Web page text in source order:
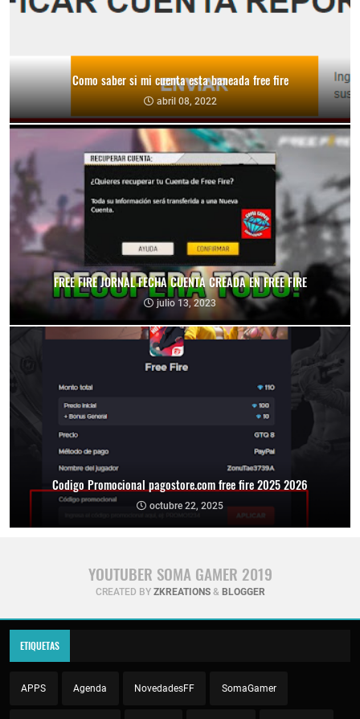
Como saber si mi cuenta esta baneada free fire
abril 08, 2022
FREE FIRE JORNAL FECHA CUENTA CREADA EN FREE FIRE
julio 13, 2023
Codigo Promocional pagostore.com free fire 2025 2026
octubre 22, 2025
YOUTUBER SOMA GAMER 2019
CREATED BY ZKREATIONS& BLOGGER
ETIQUETAS
APPS Agenda NovedadesFF SomaGamer